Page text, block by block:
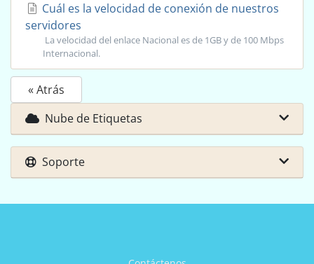
Cuál es la velocidad de conexión de nuestros
servidores
La velocidad del enlace Nacional es de 1GB y de 100 Mbps
Internacional.
« Atrás
Nube de Etiquetas
Soporte